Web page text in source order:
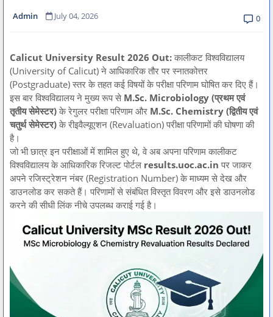
Admin July 04, 2026 0
Calicut University Result 2026 Out: कालीकट विश्वविद्यालय
(University of Calicut) ने आधिकारिक तौर पर स्नातकोत्तर
(Postgraduate) स्तर के तहत कई विषयों के परीक्षा परिणाम घोषित कर दिए हैं।
इस बार विश्वविद्यालय ने मुख्य रूप से M.Sc. Microbiology (प्रथम एवं
तृतीय सेमेस्टर) के रेगुलर परीक्षा परिणाम और M.Sc. Chemistry (द्वितीय एवं
चतुर्थ सेमेस्टर) के रीइवैल्यूएशन (Revaluation) परीक्षा परिणामों की घोषणा की
है।
जो भी छात्र इन परीक्षाओं में शामिल हुए थे, वे अब अपना परिणाम कालीकट
विश्वविद्यालय के आधिकारिक रिजल्ट पोर्टल results.uoc.ac.in पर जाकर
अपने रजिस्ट्रेशन नंबर (Registration Number) के माध्यम से देख और
डाउनलोड कर सकते हैं। परिणामों से संबंधित विस्तृत विवरण और इसे डाउनलोड
करने की सीधी लिंक नीचे उपलब्ध कराई गई है।